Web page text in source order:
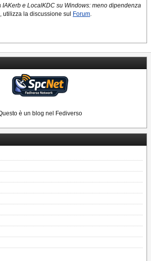
è un blog nel Fediverso
IAKerb e LocalKDC su Windows: meno dipendenza
, utilizza la discussione sul Forum.